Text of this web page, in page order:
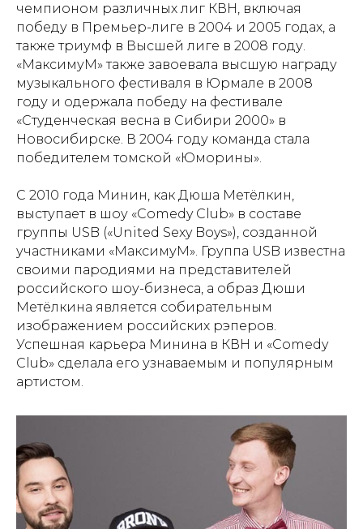
чемпионом различных лиг КВН, включая
победу в Премьер-лиге в 2004 и 2005 годах, а
также триумф в Высшей лиге в 2008 году.
«МаксимуМ» также завоевала высшую награду
музыкального фестиваля в Юрмале в 2008
году и одержала победу на фестивале
«Студенческая весна в Сибири 2000» в
Новосибирске. В 2004 году команда стала
победителем томской «Юморины».
С 2010 года Минин, как Дюша Метёлкин,
выступает в шоу «Comedy Club» в составе
группы USB («United Sexy Boys»), созданной
участниками «МаксимуМ». Группа USB известна
своими пародиями на представителей
российского шоу-бизнеса, а образ Дюши
Метёлкина является собирательным
изображением российских рэперов.
Успешная карьера Минина в КВН и «Comedy
Club» сделала его узнаваемым и популярным
артистом.